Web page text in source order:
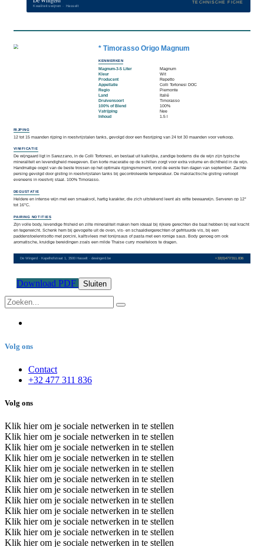
Download PDF Sluiten
Volg ons
Contact
+32 477 311 836
Volg ons
Klik hier om je sociale netwerken in te stellen
Klik hier om je sociale netwerken in te stellen
Klik hier om je sociale netwerken in te stellen
Klik hier om je sociale netwerken in te stellen
Klik hier om je sociale netwerken in te stellen
Klik hier om je sociale netwerken in te stellen
Klik hier om je sociale netwerken in te stellen
Klik hier om je sociale netwerken in te stellen
Klik hier om je sociale netwerken in te stellen
Klik hier om je sociale netwerken in te stellen
Klik hier om je sociale netwerken in te stellen
Klik hier om je sociale netwerken in te stellen